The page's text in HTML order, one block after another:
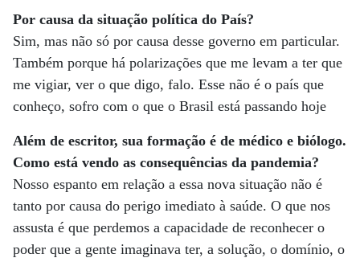
Por causa da situação política do País?
Sim, mas não só por causa desse governo em particular.
Também porque há polarizações que me levam a ter que
me vigiar, ver o que digo, falo. Esse não é o país que
conheço, sofro com o que o Brasil está passando hoje
Além de escritor, sua formação é de médico e biólogo.
Como está vendo as consequências da pandemia?
Nosso espanto em relação a essa nova situação não é
tanto por causa do perigo imediato à saúde. O que nos
assusta é que perdemos a capacidade de reconhecer o
poder que a gente imaginava ter, a solução, o domínio, o